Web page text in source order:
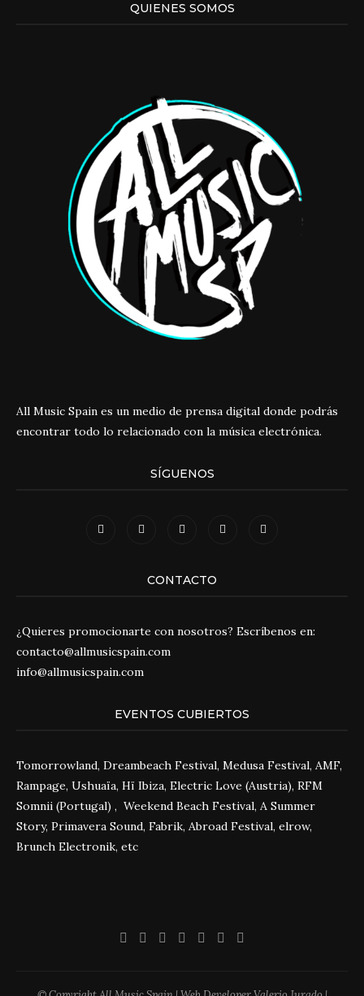
QUIENES SOMOS
All Music Spain es un medio de prensa digital donde podrás
encontrar todo lo relacionado con la música electrónica.
SÍGUENOS
CONTACTO
¿Quieres promocionarte con nosotros? Escríbenos en:
contacto@allmusicspain.com
info@allmusicspain.com
EVENTOS CUBIERTOS
Tomorrowland, Dreambeach Festival, Medusa Festival, AMF,
Rampage, Ushuaïa, Hï Ibiza, Electric Love (Austria), RFM
Somnii (Portugal) , Weekend Beach Festival, A Summer
Story, Primavera Sound, Fabrik, Abroad Festival, elrow,
Brunch Electronik, etc